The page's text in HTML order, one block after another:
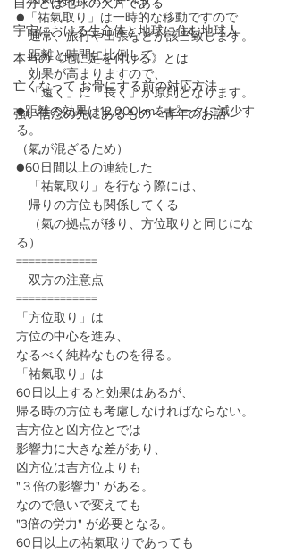
宇宙における生命体と地球に住む地球人
本当の《地に足を付ける》とは
亡くなって お骨にする前の対応方法
強い信念の先にあるもの～青年のお話
●「祐氣取り」は一時的な移動ですので
通常、旅行や出張などが該当致します。
距離と時間に比例して
効果が高まりますので、
「遠く」に「長く」が原則となります。
●距離の効果は12,000kmをピークに減少す
る。
（氣が混ざるため）
●60日間以上の連続した
「祐氣取り」を行なう際には、
帰りの方位も関係してくる
（氣の拠点が移り、方位取りと同じにな
る）
=============
双方の注意点
=============
「方位取り」は
方位の中心を進み、
なるべく純粋なものを得る。
「祐氣取り」は
60日以上すると効果はあるが、
帰る時の方位も考慮しなければならない。
吉方位と凶方位とでは
影響力に大きな差があり、
凶方位は吉方位よりも
"３倍の影響力" がある。
なので急いで変えても
"3倍の労力" が必要となる。
60日以上の祐氣取りであっても